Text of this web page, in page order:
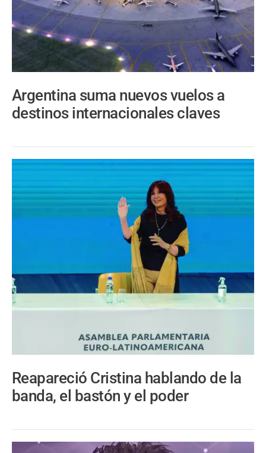
Argentina suma nuevos vuelos a
destinos internacionales claves
Reapareció Cristina hablando de la
banda, el bastón y el poder